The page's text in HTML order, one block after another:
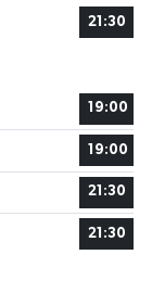
21:30
19:00
19:00
21:30
21:30